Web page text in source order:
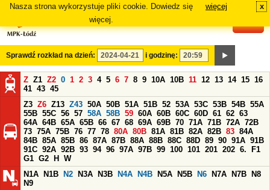
Nasza strona wykorzystuje pliki cookie. Dowiedz się
więcej.
więcej x
Sprawdź rozkład na dzień: i godzinę:
Z Z1 Z2 0 1 2 3 4 5 6 7 8 9 10A 10B 11 12 13 14 15 16
41 43 45
Z3 Z6 Z13 Z43 50A 50B 51A 51B 52 53A 53C 53B 54B 55A
55B 55C 56 57 58A 58B 59 60A 60B 60C 60D 61 62 63
64A 64B 65A 65B 66 67 68 69A 69B 70 71A 71B 72A 72B
73 75A 75B 76 77 78 80A 80B 81A 81B 82A 82B 83 84A
84B 85A 85B 86 87A 87B 88A 88B 88C 88D 89 90 91A 91B
91C 92A 92B 93 94 96 97A 97B 99 100 101 201 202 6.
F1
G1 G2 H
W
N1A
N1B N2 N3A N3B N4A N4B N5A N5B N6 N7A N7B
N8
N9